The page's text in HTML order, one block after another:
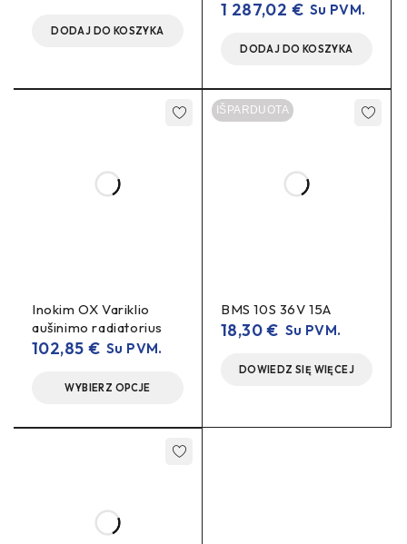
DODAJ DO KOSZYKA
1 287,02 € Su PVM.
DODAJ DO KOSZYKA
Inokim OX Variklio
aušinimo radiatorius
102,85 € Su PVM.
WYBIERZ OPCJE
IŠPARDUOTA
BMS 10S 36V 15A
18,30€ Su PVM.
DOWIEDZ SIĘ WIĘCEJ